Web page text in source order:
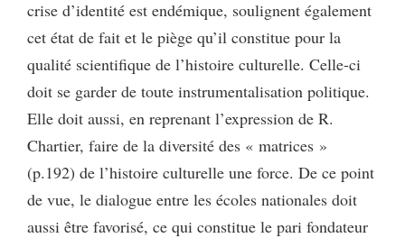
crise d’identité est endémique, soulignent également
cet état de fait et le piège qu’il constitue pour la
qualité scientifique de l’histoire culturelle. Celle-ci
doit se garder de toute instrumentalisation politique.
Elle doit aussi, en reprenant l’expression de R.
Chartier, faire de la diversité des « matrices »
(p.192) de l’histoire culturelle une force. De ce point
de vue, le dialogue entre les écoles nationales doit
aussi être favorisé, ce qui constitue le pari fondateur